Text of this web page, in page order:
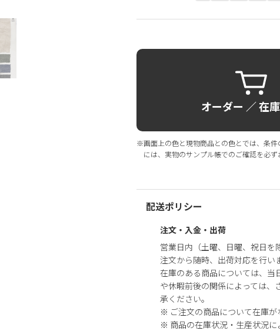
オーダー ／ 在
※画面上の色と現物商品との色とでは、条
には、実物のサンプル帳でのご確認を必ず
配送ポリシー
注文・入金・出荷
営業日内（土曜、日曜、祝日
注文から随時、出荷対応を行い
在庫のある商品については、当
や休暇前後の関係によっては、
承ください。
※ ご注文の商品について在庫が
※ 商品の在庫状況・生産状況に